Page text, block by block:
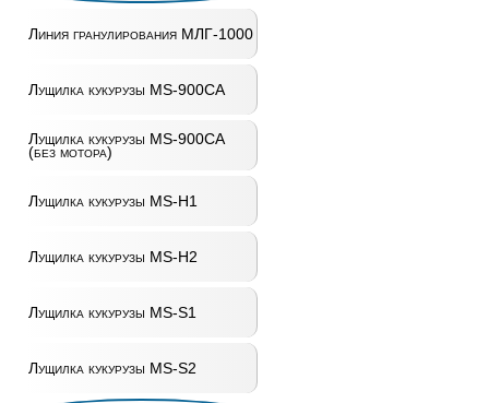
Линия гранулирования МЛГ-1000
Лущилка кукурузы MS-900CA
Лущилка кукурузы MS-900CA
(без мотора)
Лущилка кукурузы MS-H1
Лущилка кукурузы MS-H2
Лущилка кукурузы MS-S1
Лущилка кукурузы MS-S2